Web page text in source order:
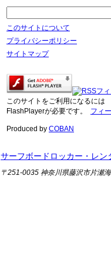
このサイトについて
プライバシーポリシー
サイトマップ
このサイトをご利用になるには
FlashPlayerが必要です。 フィ
Produced by COBAN
サーフボードロッカー・レ
〒251-0035 神奈川県藤沢市片瀬